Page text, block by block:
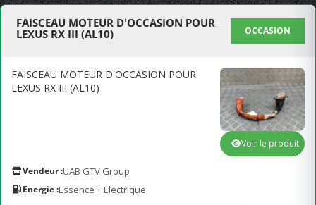
FAISCEAU MOTEUR D'OCCASION POUR
LEXUS RX III (AL10)
OCCASION
FAISCEAU MOTEUR D'OCCASION POUR
LEXUS RX III (AL10)
Vendeur :UAB GTV Group
Energie :Essence + Electrique
Voir le produit